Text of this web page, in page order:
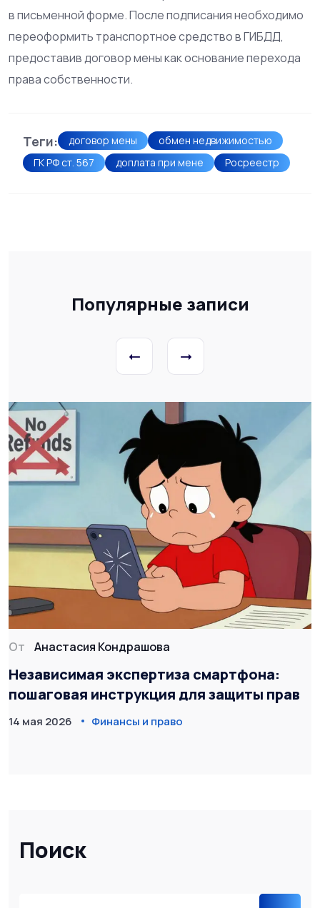
Поиск
в письменной форме. После подписания необходимо
переоформить транспортное средство в ГИБДД,
предоставив договор мены как основание перехода
права собственности.
Теги: договор мены
обмен недвижимостью
ГК РФ ст. 567
доплата при мене Росреестр
Популярные записи
От Анастасия Кондрашова
Независимая экспертиза смартфона:
пошаговая инструкция для защиты прав
14 мая 2026 Финансы и право